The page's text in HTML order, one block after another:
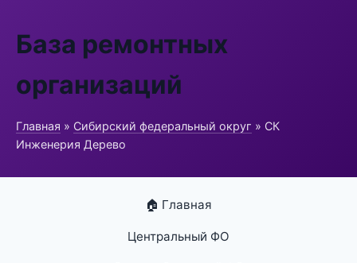
База ремонтных
организаций
Главная » Сибирский федеральный округ » СК
Инженерия Дерево
🏠 Главная
Центральный ФО